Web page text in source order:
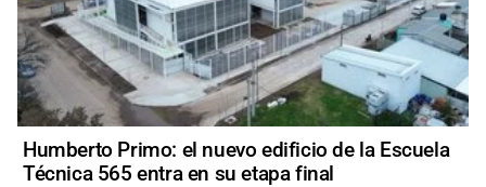
Humberto Primo: el nuevo edificio de la Escuela
Técnica 565 entra en su etapa final